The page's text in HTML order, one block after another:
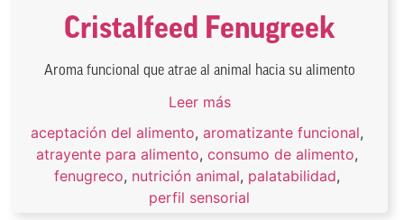
Cristalfeed Fenugreek
Aroma funcional que atrae al animal hacia su alimento
Leer más
aceptación del alimento, aromatizante funcional,
atrayente para alimento, consumo de alimento,
fenugreco, nutrición animal, palatabilidad,
perfil sensorial